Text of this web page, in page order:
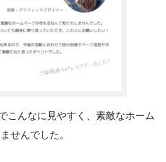
こんなに見やすく、素敵なホーム
せんでした。